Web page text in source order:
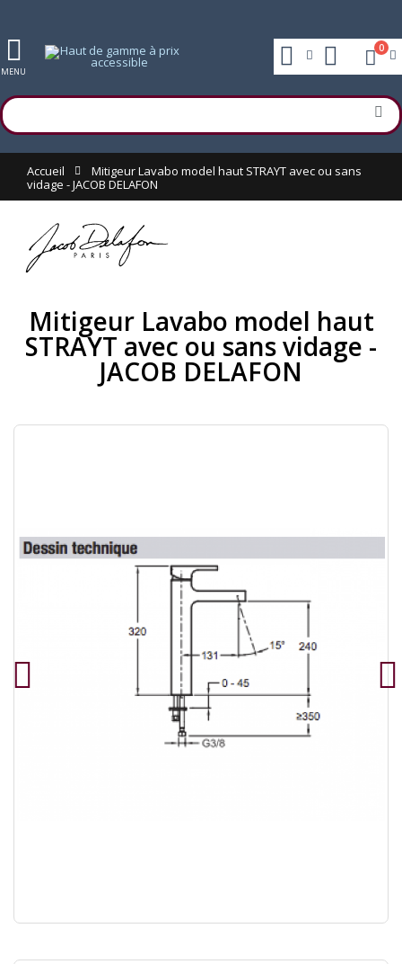
MENU
0
Accueil
Mitigeur Lavabo model haut STRAYT avec ou sans
vidage - JACOB DELAFON
Mitigeur Lavabo model haut
STRAYT avec ou sans vidage -
JACOB DELAFON